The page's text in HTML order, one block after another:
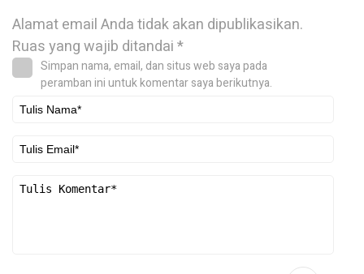
Alamat email Anda tidak akan dipublikasikan.
Ruas yang wajib ditandai*
Simpan nama, email, dan situs web saya pada
peramban ini untuk komentar saya berikutnya.